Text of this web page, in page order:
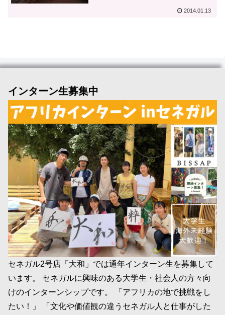
2014.01.13
インターン生募集中
セネガル2号店「大和」では通年インターン生を募集して
います。 セネガルに興味のある大学生・社会人の方々向
けのインターンシップです。 「アフリカの地で挑戦をし
たい！」 「文化や価値観の違うセネガル人と仕事がした